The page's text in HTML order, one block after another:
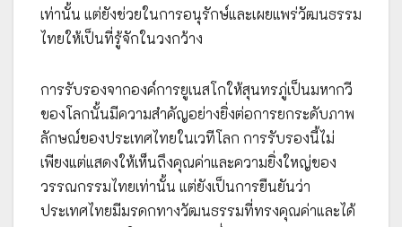
เท่านั้น แต่ยังช่วยในการอนุรักษ์และเผยแพร่วัฒนธรรม
ไทยให้เป็นที่รู้จักในวงกว้าง
การรับรองจากองค์การยูเนสโกให้สุนทรภู่เป็นมหากวี
ของโลกนั้นมีความสำคัญอย่างยิ่งต่อการยกระดับภาพ
ลักษณ์ของประเทศไทยในเวทีโลก การรับรองนี้ไม่
เพียงแต่แสดงให้เห็นถึงคุณค่าและความยิ่งใหญ่ของ
วรรณกรรมไทยเท่านั้น แต่ยังเป็นการยืนยันว่า
ประเทศไทยมีมรดกทางวัฒนธรรมที่ทรงคุณค่าและได้